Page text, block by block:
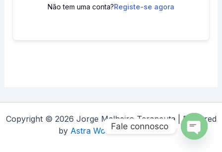
Não tem uma conta?Registe-se agora
Copyright © 2026 Jorge Malheiro Terapeuta | Powered
by Astra WordPress Theme
Fale connosco